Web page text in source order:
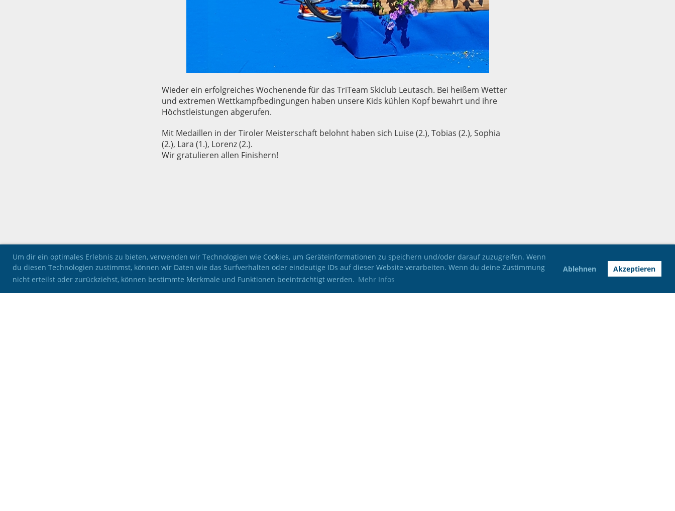
Um dir ein optimales Erlebnis zu bieten, verwenden wir Technologien wie Cookies, um Geräteinformationen zu speichern und/oder darauf zuzugreifen. Wenn
du diesen Technologien zustimmst, können wir Daten wie das Surfverhalten oder eindeutige IDs auf dieser Website verarbeiten. Wenn du deine Zustimmung
nicht erteilst oder zurückziehst, können bestimmte Merkmale und Funktionen beeinträchtigt werden. Mehr Infos
Ablehnen Akzeptieren
Wieder ein erfolgreiches Wochenende für das TriTeam Skiclub Leutasch. Bei heißem Wetter
und extremen Wettkampfbedingungen haben unsere Kids kühlen Kopf bewahrt und ihre
Höchstleistungen abgerufen.
Mit Medaillen in der Tiroler Meisterschaft belohnt haben sich Luise (2.), Tobias (2.), Sophia
(2.), Lara (1.), Lorenz (2.).
Wir gratulieren allen Finishern!